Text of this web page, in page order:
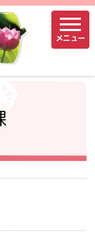
メニュー